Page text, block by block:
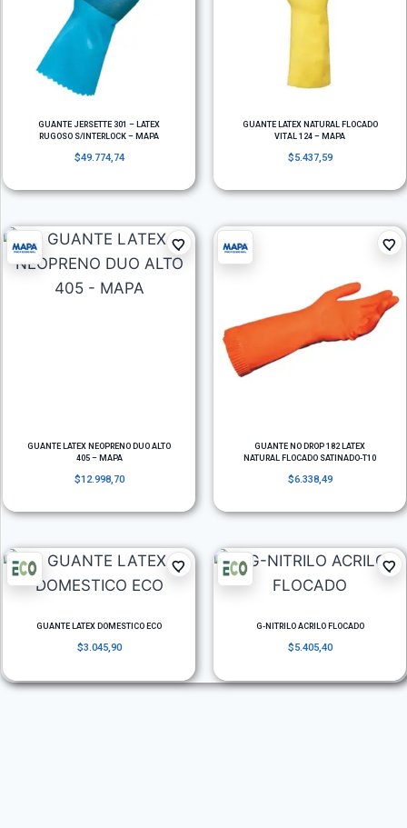
GUANTE JERSETTE 301 – LATEX
RUGOSO S/INTERLOCK – MAPA
$49.774,74
GUANTE LATEX NATURAL FLOCADO
VITAL 124 – MAPA
$5.437,59
GUANTE LATEX NEOPRENO DUO ALTO
405 – MAPA
$12.998,70
GUANTE NO DROP 182 LATEX
NATURAL FLOCADO SATINADO-T10
$6.338,49
GUANTE LATEX DOMESTICO ECO
$3.045,90
G-NITRILO ACRILO FLOCADO
$5.405,40